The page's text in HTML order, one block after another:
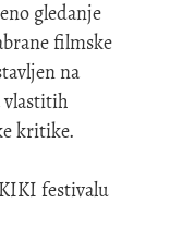
gledanje
filmske
na
vlastitih
kritike.
festivalu